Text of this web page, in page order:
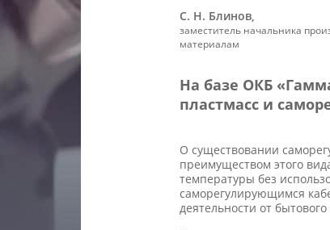
С. Н. Блинов,
заместитель начальника
материалам
На базе ОКБ
пластмасс и
О существовании
преимуществом этого
температуры без
саморегулирующимся
деятельности от